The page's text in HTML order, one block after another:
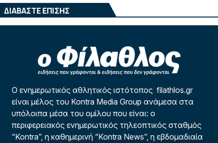
ΔΙΑΒΑΣΤΕ ΕΠΙΣΗΣ
Ο ενημερωτικός αθλητικός ιστότοπος filathlos.gr
είναι μέλος του Kontra Media Group ανάμεσα στα
υπόλοιπα μέσα του ομίλου που είναι: ο
περιφερειακός ενημερωτικός τηλεοπτικός σταθμός
“Kontra”, η καθημερινή “Kontra News”, η εβδομαδιαία